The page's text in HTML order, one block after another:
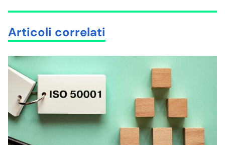
Articoli correlati